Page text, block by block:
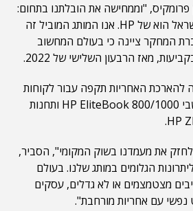
פרומקיס, "וממחישה את הובלתנו בתחום:
כל מחשב עסקי שני בישראל הוא של HP. אנו המותג המוביל זה
המחקר ציינה כי בעולם המחשוב
להארכת האחריות תקפה עבור לקוחות
HP EliteBook 800/1000 ותחנות
HP
.
את מעמדנו בשוק המקומי", הסביר,
הגלומים במותג שלנו. בעולם
מצטמצמים או לא גדלים, עסקים
נפשי עם אחריות מורחבת".